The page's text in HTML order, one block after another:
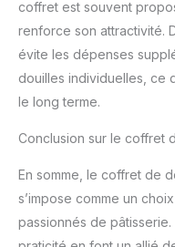
coffret est souvent
renforce son attractivité.
évite les dépenses
douilles individuelles, ce
le long terme.
Conclusion sur le coffret
En somme, le coffret de
s’impose comme un
passionnés de